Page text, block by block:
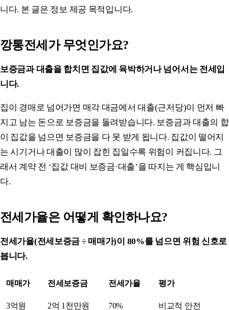
니다. 본 글은 정보 제공 목적입니다.
깡통전세가 무엇인가요?
보증금과 대출을 합치면 집값에 육박하거나 넘어서는 전세입
니다.
집이 경매로 넘어가면 매각 대금에서 대출(근저당)이 먼저 빠
지고 남는 돈으로 보증금을 돌려받습니다. 보증금과 대출의 합
이 집값을 넘으면 보증금을 다 못 받게 됩니다. 집값이 떨어지
는 시기거나 대출이 많이 잡힌 집일수록 위험이 커집니다. 그
래서 계약 전 ‘집값 대비 보증금·대출’을 따지는 게 핵심입니
다.
전세가율은 어떻게 확인하나요?
전세가율(전세보증금 ÷ 매매가)이 80%를 넘으면 위험 신호로
봅니다.
매매가 전세보증금 전세가율 평가
3억원 2억 1천만원 70% 비교적 안전